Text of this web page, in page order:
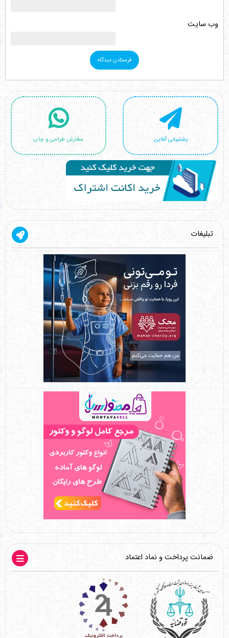
وب‌ سایت
پشتیبانی آنلاین سفارش طراحی و چاپ
تبلیغات
ضمانت پرداخت و نماد اعتماد